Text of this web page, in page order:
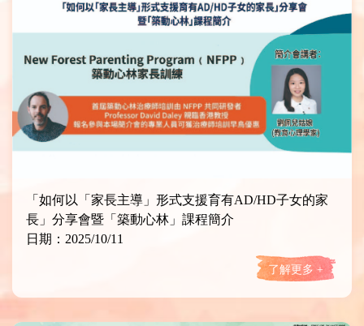
「如何以「家長主導」形式支援育有AD/HD子女的家
長」分享會暨「築動心林」課程簡介
日期：2025/10/11
了解更多 +